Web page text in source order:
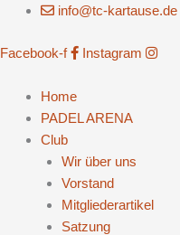
springen
info@tc-kartause.de
Facebook-f Instagram
Home
PADEL ARENA
Club
Wir über uns
Vorstand
Mitgliederartikel
Satzung